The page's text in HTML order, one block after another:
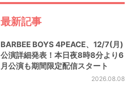
最新記事
BARBEE BOYS 4PEACE、12/7(月)
公演詳細発表！本日夜8時8分より6
月公演も期間限定配信スタート
2026.08.08